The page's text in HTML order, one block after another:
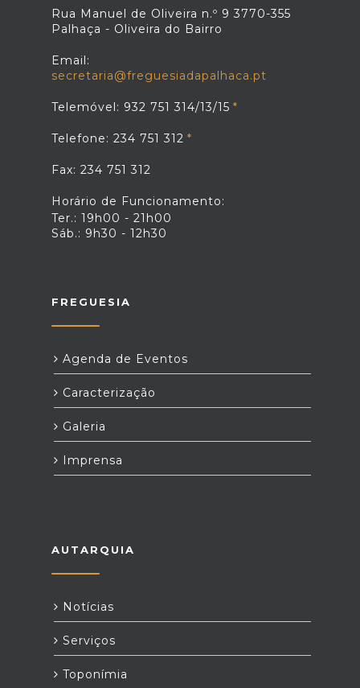
Rua Manuel de Oliveira n.º 9 3770-355
Palhaça - Oliveira do Bairro
Email:
secretaria@freguesiadapalhaca.pt
Telemóvel: 932 751 314/13/15
Telefone: 234 751 312
Fax: 234 751 312
Horário de Funcionamento:
Ter.: 19h00 - 21h00
Sáb.: 9h30 - 12h30
FREGUESIA
Agenda de Eventos
Caracterização
Galeria
Imprensa
AUTARQUIA
Notícias
Serviços
Toponímia